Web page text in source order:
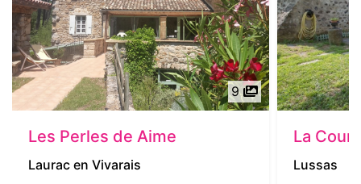
9
Les Perles de Aime
Laurac en Vivarais
La Cour
Lussas